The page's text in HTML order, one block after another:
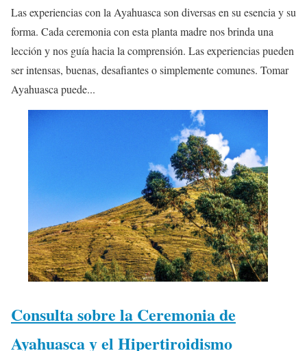
Las experiencias con la Ayahuasca son diversas en su esencia y su
forma. Cada ceremonia con esta planta madre nos brinda una
lección y nos guía hacia la comprensión. Las experiencias pueden
ser intensas, buenas, desafiantes o simplemente comunes. Tomar
Ayahuasca puede...
Consulta sobre la Ceremonia de
Ayahuasca y el Hipertiroidismo